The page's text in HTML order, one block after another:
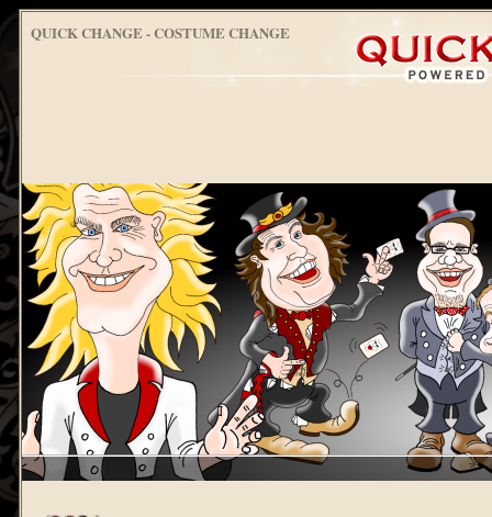
QUICK CHANGE - COSTUME CHANGE